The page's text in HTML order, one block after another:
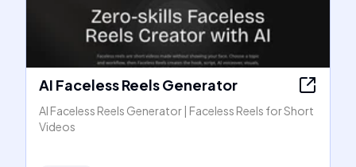
AI Faceless Reels Generator
AI Faceless Reels Generator | Faceless Reels for Short
Videos